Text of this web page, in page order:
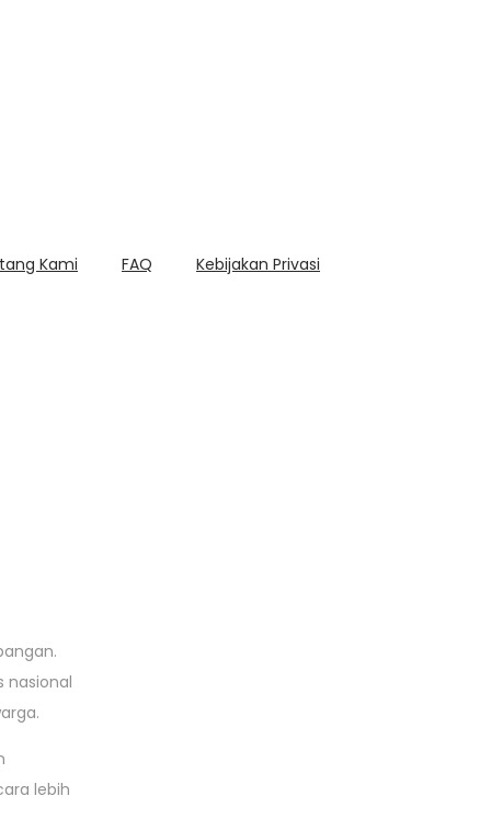
Kami FAQ Kebijakan Privasi
nasional
lebih